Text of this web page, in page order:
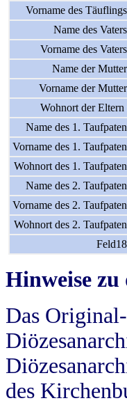
Vorname des
Name des
Vorname des
Name der
Vorname der
Wohnort der Eltern
Name des 1.
Vorname des 1.
Wohnort des 1.
Name des 2.
Vorname des 2.
Wohnort des 2.
Hinweise
Das
des